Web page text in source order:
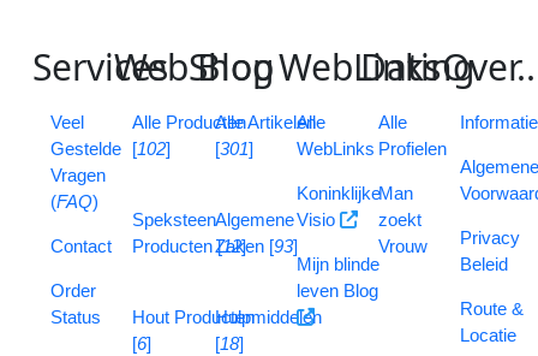
Services
Veel
Gestelde
Vragen
(FAQ)
Contact
Order
Status
WebShop
Alle Producten
[102]
Speksteen
Producten [12]
Hout Producten
[6]
Blog
AlleArtikelen
[301]
Algemene
Zaken [93]
Hulpmiddelen
[18]
WebLinks
Alle
WebLinks
Koninklijke
Visio
Mijn blinde
leven Blog
Dating
Alle
Profielen
Man
zoekt
Vrouw
Over..
Informatie
Privacy
Beleid
Route &
Locatie